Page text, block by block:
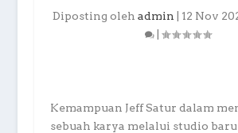
Diposting olehadmin 12 Nov
|
Kemampuan Jeff Satur dalam
sebuah karya melalui studio